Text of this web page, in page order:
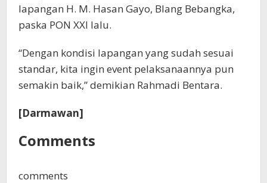
lapangan H. M. Hasan Gayo, Blang Bebangka,
paska PON XXI lalu.
“Dengan kondisi lapangan yang sudah sesuai
standar, kita ingin event pelaksanaannya pun
semakin baik,” demikian Rahmadi Bentara.
[Darmawan]
Comments
comments